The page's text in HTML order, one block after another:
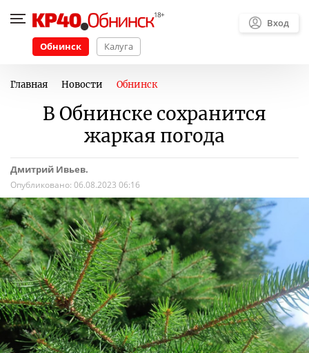
Обнинск Калуга
Вход
Главная Новости Обнинск
В Обнинске сохранится
жаркая погода
Дмитрий Ивьев.
Опубликовано: 06.08.2023 06:16